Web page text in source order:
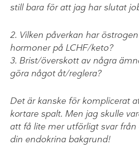
still bara för att jag har slutat
2. Vilken påverkan har
hormoner på LCHF/keto?
3. Brist/överskott av några
göra något åt/reglera?
Det är kanske för komplicerat
kortare spalt. Men jag skulle
att få lite mer utförligt svar
din endokrina bakgrund!